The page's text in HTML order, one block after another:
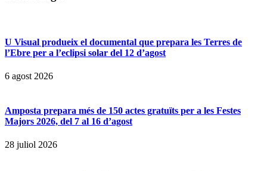
U Visual produeix el documental que prepara les Terres de
l’Ebre per a l’eclipsi solar del 12 d’agost
6 agost 2026
Amposta prepara més de 150 actes gratuïts per a les Festes
Majors 2026, del 7 al 16 d’agost
28 juliol 2026